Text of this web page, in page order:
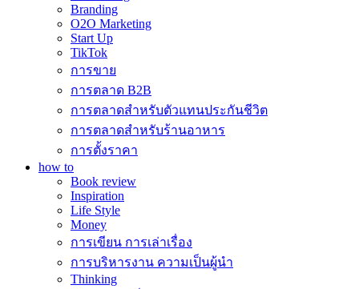
Branding
O2O Marketing
Start Up
TikTok
การขาย
การตลาด B2B
การตลาดสำหรับตัวแทนประกันชีวิต
การตลาดสำหรับร้านอาหาร
การตั้งราคา
how to
Book review
Inspiration
Life Style
Money
การเขียน การเล่าเรื่อง
การบริหารงาน ความเป็นผู้นำ
Thinking